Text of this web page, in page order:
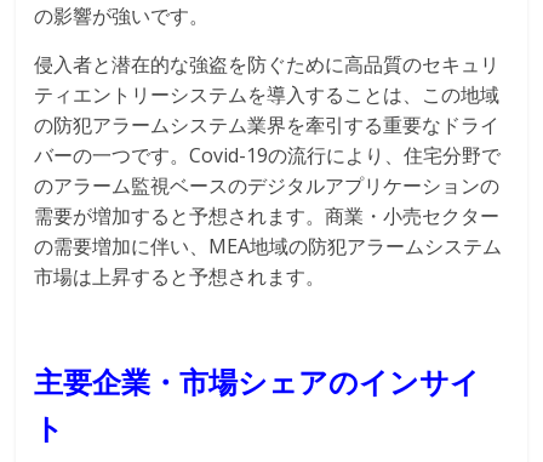
の影響が強いです。
侵入者と潜在的な強盗を防ぐために高品質のセキュリ
ティエントリーシステムを導入することは、この地域
の防犯アラームシステム業界を牽引する重要なドライ
バーの一つです。Covid-19の流行により、住宅分野で
のアラーム監視ベースのデジタルアプリケーションの
需要が増加すると予想されます。商業・小売セクター
の需要増加に伴い、MEA地域の防犯アラームシステム
市場は上昇すると予想されます。
主要企業・市場シェアのインサイ
ト